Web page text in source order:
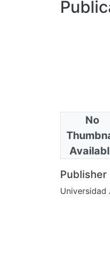
No
Authors
Pascual,
Publisher
Universidad